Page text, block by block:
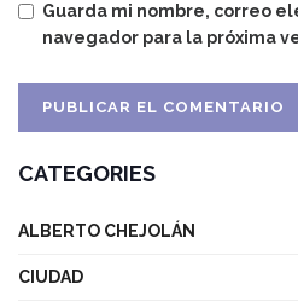
Guarda mi nombre, correo
navegador para la próxima
CATEGORIES
ALBERTO CHEJOLÁN
CIUDAD